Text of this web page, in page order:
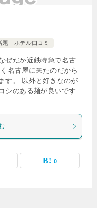
題 ホテル口コミ
ぜだか近鉄特急で名古
名古屋に来たのだから
す。 以外と好きなのが
シのある麺が良いです
0